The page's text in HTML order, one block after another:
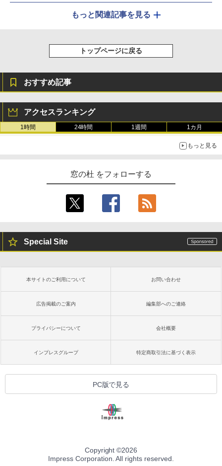
もっと関連記事を見る
トップページに戻る
おすすめ記事
アクセスランキング
1時間 24時間 1週間 1カ月
もっと見る
窓の杜 をフォローする
Special Site
本サイトのご利用について お問い合わせ
広告掲載のご案内 編集部へのご連絡
プライバシーについて 会社概要
インプレスグループ 特定商取引法に基づく表示
PC版で見る
Copyright ©2026
Impress Corporation. All rights reserved.